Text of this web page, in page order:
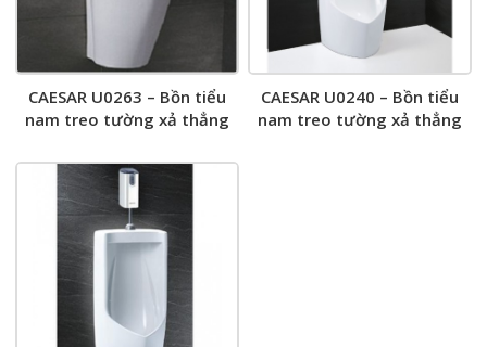
CAESAR U0263 – Bồn tiểu
nam treo tường xả thẳng
CAESAR U0240 – Bồn tiểu
nam treo tường xả thẳng